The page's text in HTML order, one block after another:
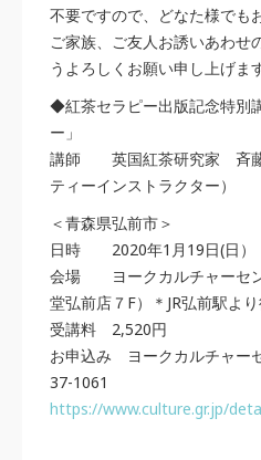
不要ですので、どなた様でも
ご家族、ご友人お誘いあわせ
うよろしくお願い申し上げます
◆紅茶セラピー出版記念特別
ー」
講師 英国紅茶研究家 斉藤
ティーインストラクター）
＜青森県弘前市＞
日時 2020年1月19日(日）
会場 ヨークカルチャーセン
堂弘前店７F）＊JR弘前駅よ
受講料 2,520円
お申込み ヨークカルチャ
37-1061
https://www.culture.gr.jp/